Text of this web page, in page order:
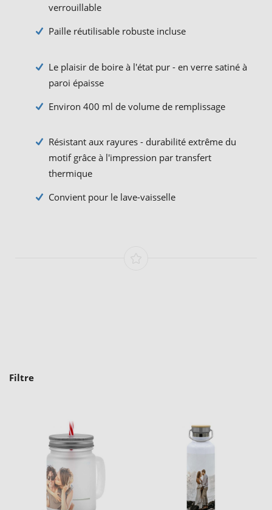
verrouillable
Paille réutilisable robuste incluse
Le plaisir de boire à l'état pur - en verre satiné à
paroi épaisse
Environ 400 ml de volume de remplissage
Résistant aux rayures - durabilité extrême du
motif grâce à l'impression par transfert
thermique
Convient pour le lave-vaisselle
Filtre